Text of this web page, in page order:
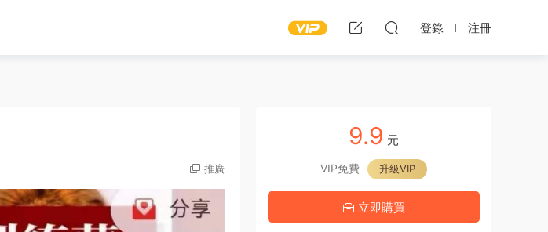
登錄 注冊
推廣
9.9 元
VIP免費 升級VIP
立即購買